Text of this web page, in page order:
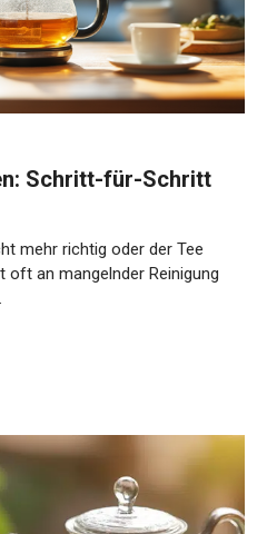
Schritt-für-Schritt
mehr richtig oder der Tee
an mangelnder Reinigung